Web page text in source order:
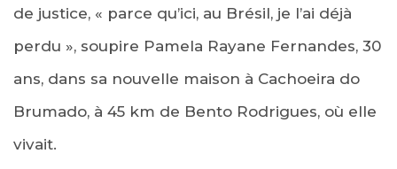
de justice, « parce qu’ici, au Brésil, je l’ai déjà
perdu », soupire Pamela Rayane Fernandes, 30
ans, dans sa nouvelle maison à Cachoeira do
Brumado, à 45 km de Bento Rodrigues, où elle
vivait.